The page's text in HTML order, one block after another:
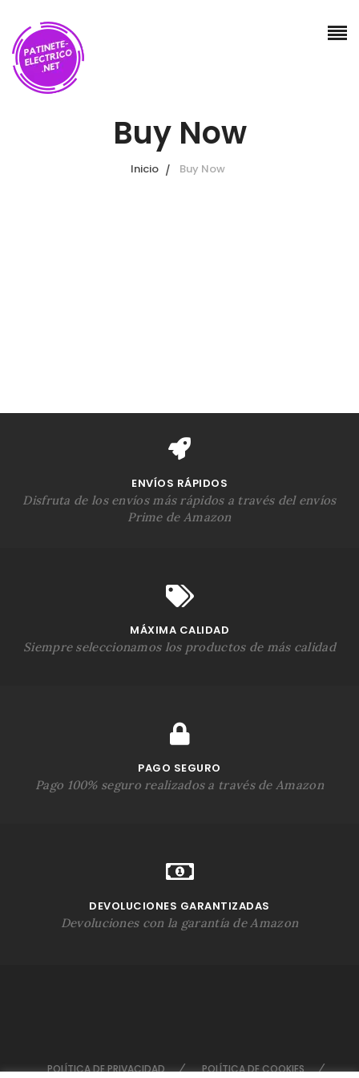
Buy Now
Inicio Buy Now
ENVÍOS RÁPIDOS
Disfruta de los envíos más rápidos a través del envíos
Prime de Amazon
MÁXIMA CALIDAD
Siempre seleccionamos los productos de más calidad
PAGO SEGURO
Pago 100% seguro realizados a través de Amazon
DEVOLUCIONES GARANTIZADAS
Devoluciones con la garantía de Amazon
POLÍTICA DE PRIVACIDAD POLÍTICA DE COOKIES